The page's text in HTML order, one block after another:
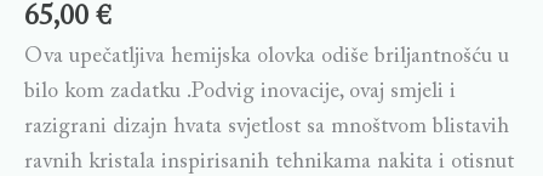
65,00 €
Ova upečatljiva hemijska olovka odiše briljantnošću u
bilo kom zadatku .Podvig inovacije, ovaj smjeli i
razigrani dizajn hvata svjetlost sa mnoštvom blistavih
ravnih kristala inspirisanih tehnikama nakita i otisnut